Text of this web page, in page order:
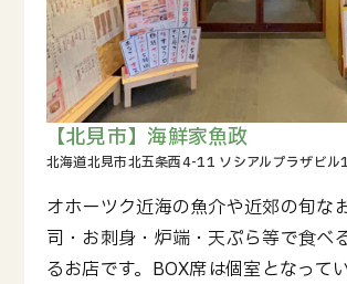
【北見市】海鮮家魚政
オホーツク近海の魚介や近郊の旬な
司・お刺身・炉端・天ぷら等で食べ
るお店です。BOX席は個室となって